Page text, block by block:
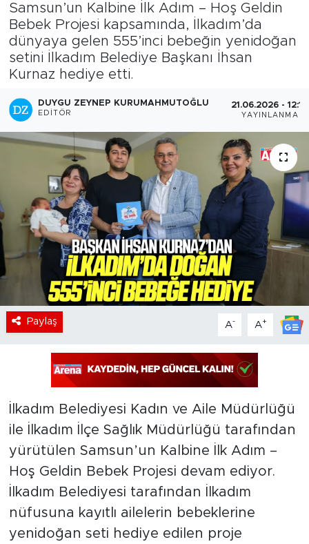
Samsun’un Kalbine İlk Adım – Hoş Geldin
Bebek Projesi kapsamında, İlkadım’da
dünyaya gelen 555’inci bebeğin yenidoğan
setini İlkadım Belediye Başkanı İhsan
Kurnaz hediye etti.
DUYGU ZEYNEP KURUMAHMUTOĞLU
EDITÖR
21.06.2026 - 12:14
YAYINLANMA
Paylaş A- A+
İlkadım Belediyesi Kadın ve Aile Müdürlüğü
ile İlkadım İlçe Sağlık Müdürlüğü tarafından
yürütülen Samsun’un Kalbine İlk Adım –
Hoş Geldin Bebek Projesi devam ediyor.
İlkadım Belediyesi tarafından İlkadım
nüfusuna kayıtlı ailelerin bebeklerine
yenidoğan seti hediye edilen proje